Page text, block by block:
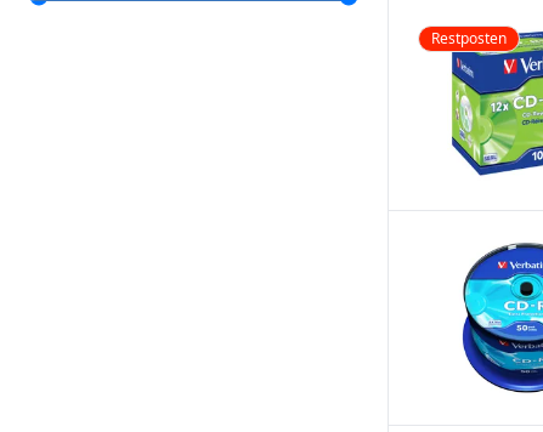
Restposten